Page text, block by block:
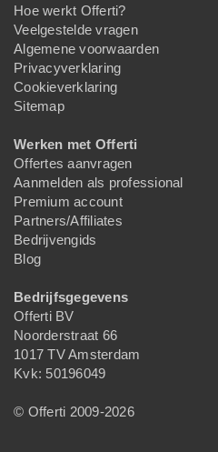
Hoe werkt Offerti?
Veelgestelde vragen
Algemene voorwaarden
Privacyverklaring
Cookieverklaring
Sitemap
Werken met Offerti
Offertes aanvragen
Aanmelden als professional
Premium account
Partners/Affiliates
Bedrijvengids
Blog
Bedrijfsgegevens
Offerti BV
Noorderstraat 66
1017 TV Amsterdam
Kvk: 50196049
© Offerti 2009-2026